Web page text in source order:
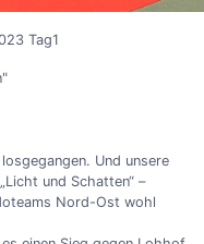
Tag1
Und unsere
und Schatten“ –
Nord-Ost wohl